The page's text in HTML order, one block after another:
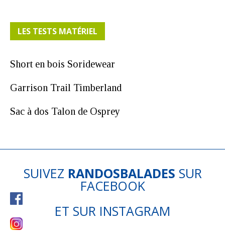
LES TESTS MATÉRIEL
Short en bois Soridewear
Garrison Trail Timberland
Sac à dos Talon de Osprey
SUIVEZ RANDOSBALADES SUR
FACEBOOK
ET SUR INSTAGRAM